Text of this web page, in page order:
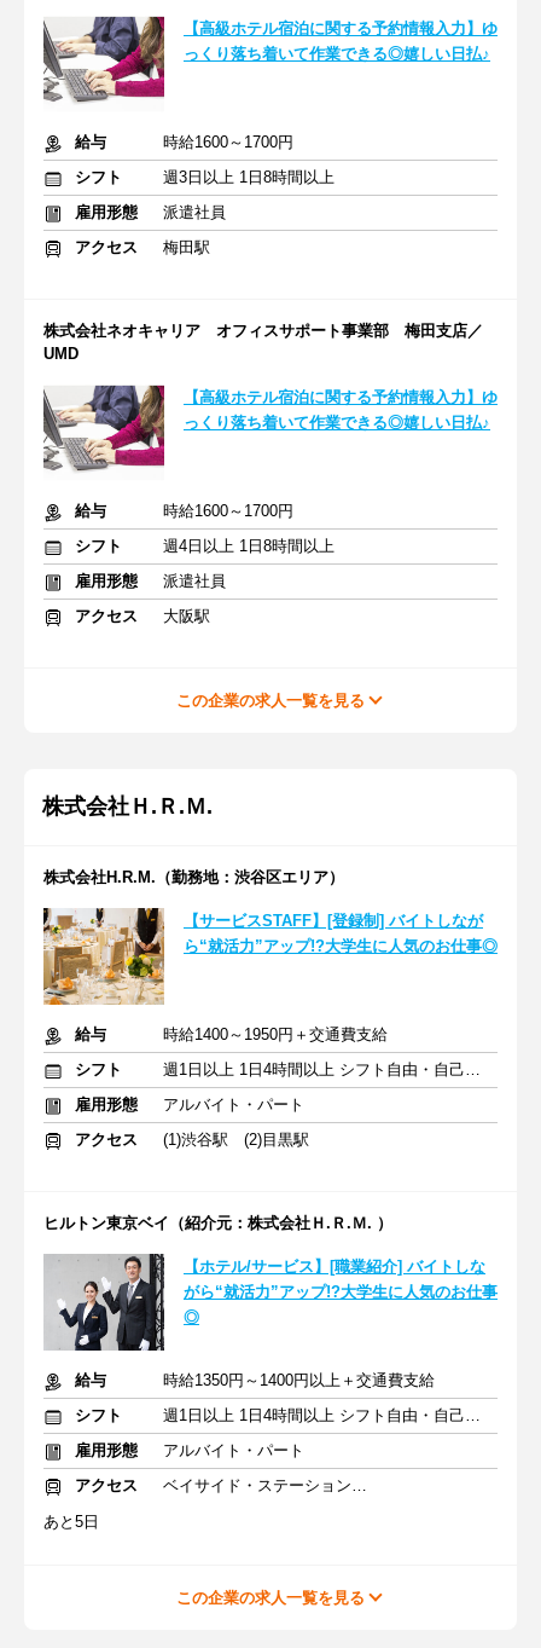
【高級ホテル宿泊に関する予約情報入力】ゆ
っくり落ち着いて作業できる◎嬉しい日払♪
給与
時給1600～1700円
シフト
週3日以上 1日8時間以上
雇用形態
派遣社員
アクセス
梅田駅
株式会社ネオキャリア オフィスサポート事業部 梅田支店／
UMD
【高級ホテル宿泊に関する予約情報入力】ゆ
っくり落ち着いて作業できる◎嬉しい日払♪
給与
時給1600～1700円
シフト
週4日以上 1日8時間以上
雇用形態
派遣社員
アクセス
大阪駅
この企業の求人一覧を見る
株式会社Ｈ.Ｒ.Ｍ.
株式会社H.R.M.（勤務地：渋谷区エリア）
【サービスSTAFF】[登録制] バイトしなが
ら“就活力”アップ!?大学生に人気のお仕事◎
給与
時給1400～1950円＋交通費支給
シフト
週1日以上 1日4時間以上 シフト自由・自己申告
雇用形態
アルバイト・パート
アクセス
(1)渋谷駅 (2)目黒駅
ヒルトン東京ベイ（紹介元：株式会社Ｈ.Ｒ.Ｍ. ）
【ホテル/サービス】[職業紹介] バイトしな
がら“就活力”アップ!?大学生に人気のお仕事
◎
給与
時給1350円～1400円以上＋交通費支給
シフト
週1日以上 1日4時間以上 シフト自由・自己申告
雇用形態
アルバイト・パート
アクセス
ベイサイド・ステーション駅 徒歩3分
あと5日
この企業の求人一覧を見る